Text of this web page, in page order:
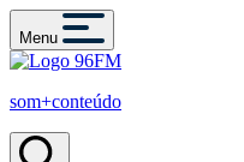
Menu
som+conteúdo